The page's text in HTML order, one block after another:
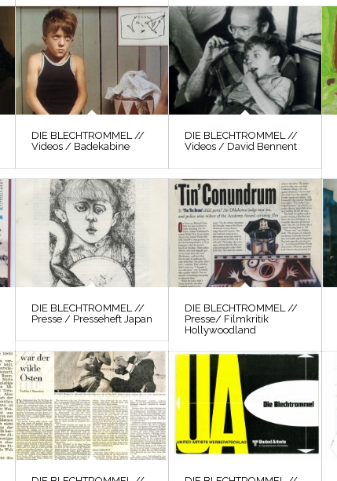
DIE BLECHTROMMEL //
Videos / Badekabine
DIE BLECHTROMMEL //
Videos / David Bennent
DIE BLECHTROMMEL //
Presse / Presseheft Japan
DIE BLECHTROMMEL //
Presse/ Filmkritik
Hollywoodland